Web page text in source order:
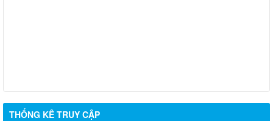
THỐNG KÊ TRUY CẬP
Thông báo về việc tuyển dụng viên chức năm 2026